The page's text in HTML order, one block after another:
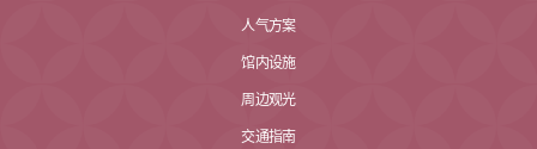
人气方案
馆内设施
周边观光
交通指南